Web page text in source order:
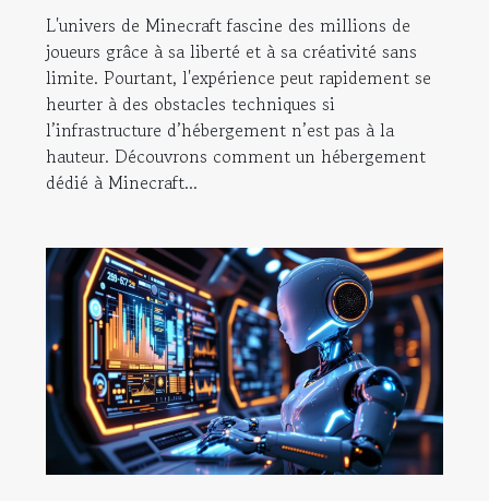
L'univers de Minecraft fascine des millions de
joueurs grâce à sa liberté et à sa créativité sans
limite. Pourtant, l'expérience peut rapidement se
heurter à des obstacles techniques si
l’infrastructure d’hébergement n’est pas à la
hauteur. Découvrons comment un hébergement
dédié à Minecraft...